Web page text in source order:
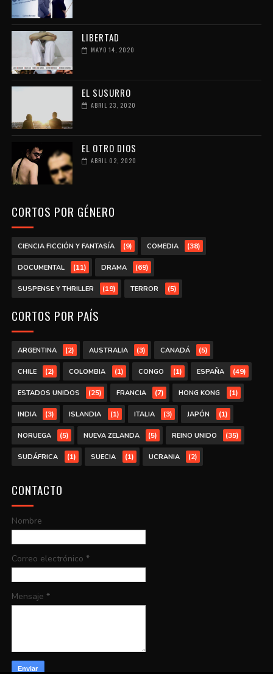
LIBERTAD
MAYO 14, 2020
EL SUSURRO
ABRIL 23, 2020
EL OTRO DIOS
ABRIL 02, 2020
CORTOS POR GÉNERO
CIENCIA FICCIÓN Y FANTASÍA (9) COMEDIA (38)
DOCUMENTAL (11) DRAMA (69)
SUSPENSE Y THRILLER (19) TERROR (5)
CORTOS POR PAÍS
ARGENTINA (2) AUSTRALIA (3) CANADÁ (5)
CHILE (2) COLOMBIA (1) CONGO (1) ESPAÑA (49)
ESTADOS UNIDOS (25) FRANCIA (7) HONG KONG (1)
INDIA (3) ISLANDIA (1) ITALIA (3) JAPÓN (1)
NORUEGA (5) NUEVA ZELANDA (5) REINO UNIDO (35)
SUDÁFRICA (1) SUECIA (1) UCRANIA (2)
CONTACTO
Nombre
Correo electrónico *
Mensaje *